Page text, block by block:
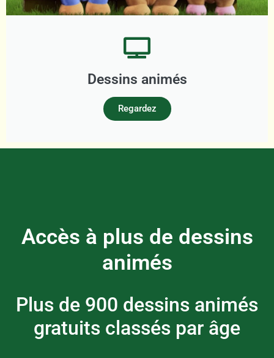
Dessins animés
Regardez
Accès à plus de dessins
animés
Plus de 900 dessins animés
gratuits classés par âge